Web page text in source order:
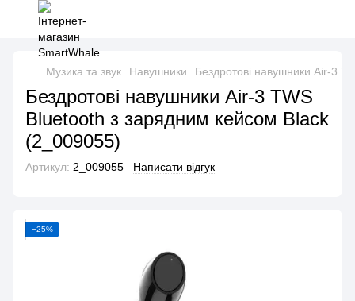
Музика та звук Навушники Бездротові навушники Air-3
Бездротові навушники Air-3 TWS
Bluetooth з зарядним кейсом Black
(2_009055)
Артикул: 2_009055 Написати відгук
−25%